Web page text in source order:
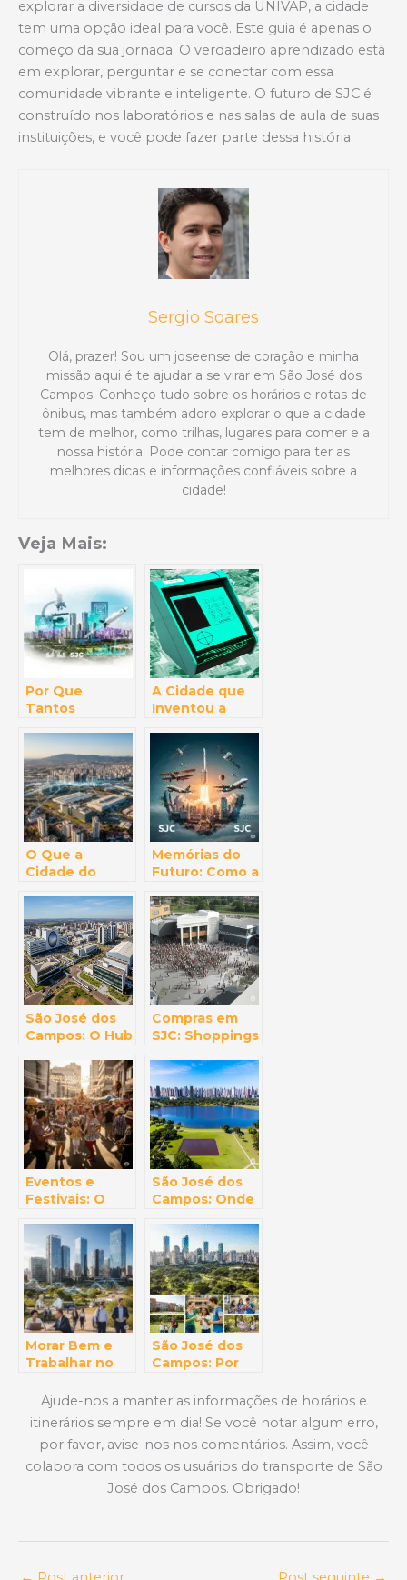
explorar a diversidade de cursos da UNIVAP, a cidade
tem uma opção ideal para você. Este guia é apenas o
começo da sua jornada. O verdadeiro aprendizado está
em explorar, perguntar e se conectar com essa
comunidade vibrante e inteligente. O futuro de SJC é
construído nos laboratórios e nas salas de aula de suas
instituições, e você pode fazer parte dessa história.
Sergio Soares
Olá, prazer! Sou um joseense de coração e minha
missão aqui é te ajudar a se virar em São José dos
Campos. Conheço tudo sobre os horários e rotas de
ônibus, mas também adoro explorar o que a cidade
tem de melhor, como trilhas, lugares para comer e a
nossa história. Pode contar comigo para ter as
melhores dicas e informações confiáveis sobre a
cidade!
Veja Mais:
Por Que
Tantos
Escolhem SJC?
Entenda o
Fascínio da
Cidade Pela
Inovação e
Pesquisa
A Cidade que
Inventou a
Eletrônica:
Segredos de
Inovação
Escondidos em
São José dos
Campos
O Que a
Cidade do
Que
Conquistou o
Mundo? Os
Mistérios de
SJC Revelados
Memórias do
Futuro: Como a
Espaço
Moldaram a
Identidade de
SJC (e o Que
Restou Disso!)
São José dos
Campos: O Hub
Tecnologia no
Coração do
Vale do Paraíba
Compras em
SJC: Shoppings
Comerciais
para Todos os
Gostos
Eventos e
Festivais: O
Cultural de São
José dos
Campos Que
Você Não Pode
Perder
São José dos
Campos: Onde
do Brasil
Ganhou Asas (E
Você Nem
Imaginava!)
Morar Bem e
Trabalhar no
Descubra Por
Que São José
dos Campos é
o Melhor
Destino para
Sua Carreira
São José dos
Campos: Por
Considerada
Uma Das
Melhores
Cidades Para
Se Viver?
Ajude-nos a manter as informações de horários e
itinerários sempre em dia! Se você notar algum erro,
por favor, avise-nos nos comentários. Assim, você
colabora com todos os usuários do transporte de São
José dos Campos. Obrigado!